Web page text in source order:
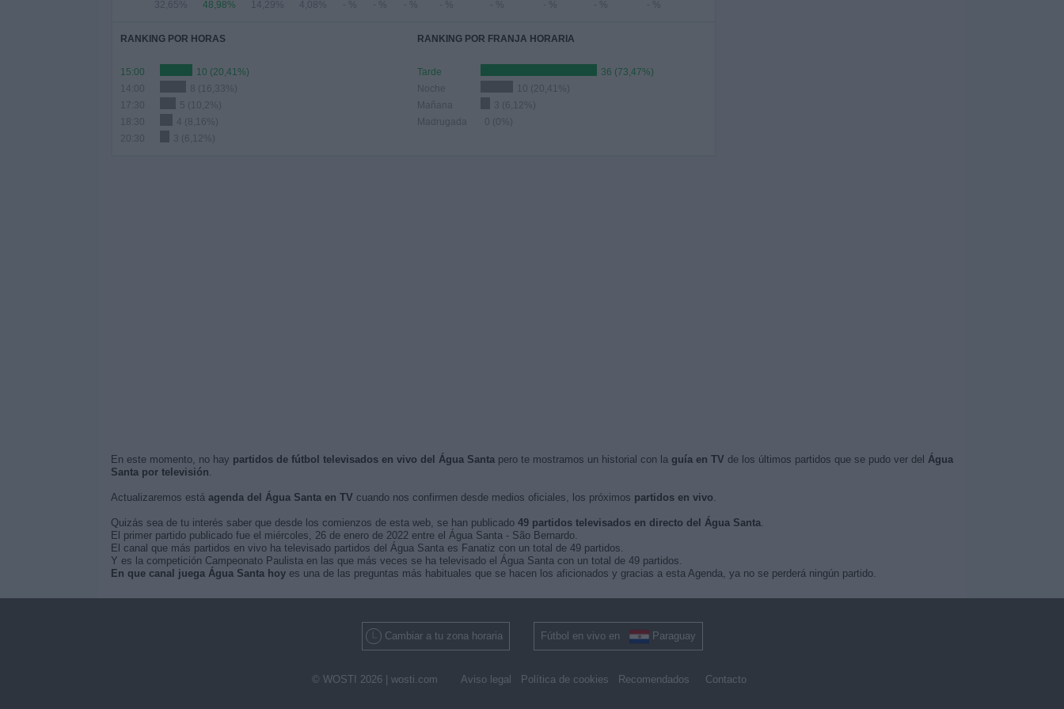
32,65% 48,98% 14,29% 4,08% - % - % - % - % - % - % - % - %
RANKING POR HORAS
15:00
10 (20,41%)
8 (16,33%)
17:30
5 (10,2%)
18:30
4 (8,16%)
20:30
3 (6,12%)
RANKING POR FRANJA HORARIA
Tarde
36 (73,47%)
Noche
10 (20,41%)
Mañana
3 (6,12%)
Madrugada
0 (0%)
En este momento, no hay partidos de fútbol televisados en vivo del Água Santapero te mostramos un historial con la guía en TV de los últimos partidos que se pudo ver del Água
Santa por televisión.
Actualizaremos está agenda del Água Santa en TV cuando nos confirmen desde medios oficiales, los próximos partidos en vivo.
Quizás sea de tu interés saber que desde los comienzos de esta web, se han publicado 49 partidos televisados en directo del Água Santa.
El primer partido publicado fue el miércoles, 26 de enero de 2022 entre el Água Santa - São Bernardo.
El canal que más partidos en vivo ha televisado partidos del Água Santa es Fanatiz con un total de 49 partidos.
Y es la competición Campeonato Paulista en las que más veces se ha televisado el Água Santa con un total de 49 partidos.
En que canal juega Água Santa hoyes una de las preguntas más habituales que se hacen los aficionados y gracias a esta Agenda, ya no se perderá ningún partido.
Cambiar a tu zona horaria Fútbol en vivo en Paraguay
© WOSTI 2026 | wosti.com Aviso legal Política de cookies Recomendados Contacto